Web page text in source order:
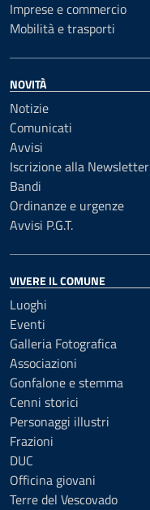
Imprese e commercio
Mobilità e trasporti
NOVITÀ
Notizie
Comunicati
Avvisi
Iscrizione alla Newsletter
Bandi
Ordinanze e urgenze
Avvisi P.G.T.
VIVERE IL COMUNE
Luoghi
Eventi
Galleria Fotografica
Associazioni
Gonfalone e stemma
Cenni storici
Personaggi illustri
Frazioni
DUC
Officina giovani
Terre del Vescovado